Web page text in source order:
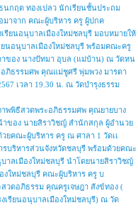
นกฤต ทองเปลว นักเรียนชั้นประถม
มาจาก คณะผู้บริหาร ครู ผู้ปกค
ยนอนุบาลเมืองใหม่ชลบุรี มอบหมายให้
นอนุบาลเมืองใหม่ชลบุรี พร้อมคณะครู
ของ นางปัทมา อุบล (แม่บ้าน) ณ วัดหน
อภิธรรมศพ คุณแม่ชูศรี พุ่มพวง มารดา
เวลา 19.30 น. ณ วัดบำรุงธรรม
าพพิธีสวดพระอภิธรรมศพ คุณยายบาง
ของ นายสิราวิชญ์ สำนักสกุล ผู้อำนวย
ยคณะผู้บริหาร ครู ณ ศาลา 1 วัดเเ
รบริหารส่วนจังหวัดชลบุรี พร้อมด้วยคณะ
าลเมืองใหม่ชลบุรี นำโดยนายสิราวิชญ์
งใหม่ชลบุรี คณะผู้บริหาร ครู บ
วดอภิธรรม คุณครูเจษฎา สังข์ทอง (
เรียนอนุบาลเมืองใหม่ชลบุรี) ณ วัด